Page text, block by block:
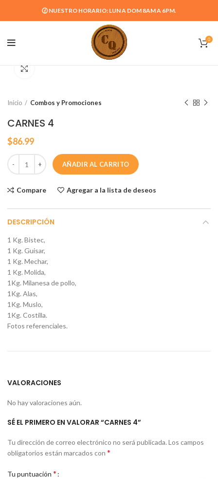
🕜 NUESTRO HORARIO: LUN A DOM 8AM A 6PM.
0
Inicio Combos y Promociones
CARNES 4
$86.99
AÑADIR AL CARRITO
Compare Agregar a la lista de deseos
DESCRIPCIÓN
1 Kg. Bistec,
1 Kg. Guisar,
1 Kg. Mechar,
1 Kg. Molida,
1Kg. Milanesa de pollo,
1Kg. Alas,
1Kg. Muslo,
1Kg. Costilla.
Fotos referenciales.
VALORACIONES
No hay valoraciones aún.
SÉ EL PRIMERO EN VALORAR “CARNES 4”
Tu dirección de correo electrónico no será publicada. Los campos
obligatorios están marcados con *
Tu puntuación *